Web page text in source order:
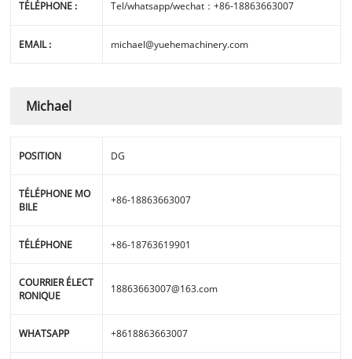
TÉLÉPHONE : Tel/whatsapp/wechat：+86-18863663007
EMAIL : michael@yuehemachinery.com
Michael
POSITION DG
TÉLÉPHONE MO
BILE
+86-18863663007
TÉLÉPHONE +86-18763619901
COURRIER ÉLECT
RONIQUE
18863663007@163.com
WHATSAPP +8618863663007